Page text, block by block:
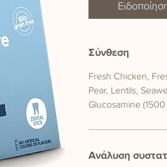
Σύνθεση
Fresh Chicken,
Pear, Lentils,
Glucosamine
Ανάλυση